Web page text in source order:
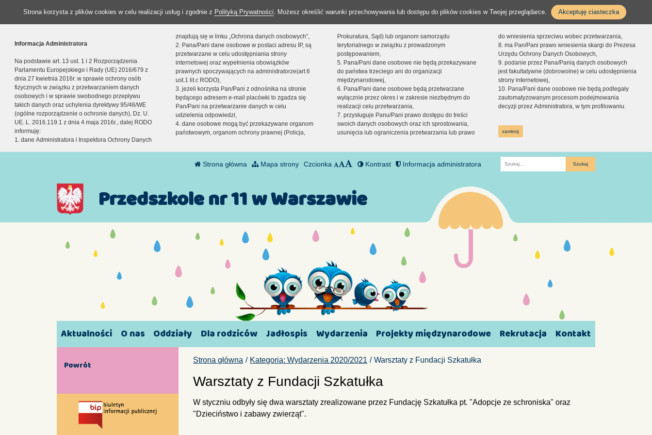
Strona korzysta z plików cookies w celu realizacji usług i zgodnie z Polityką Prywatności. Możesz określić warunki przechowywania lub dostępu do plików cookies w Twojej przeglądarce. Akceptuję ciasteczka
Informacja Administratora
Na podstawie art. 13 ust. 1 i 2 Rozporządzenia
Parlamentu Europejskiego i Rady (UE) 2016/679 z
dnia 27 kwietnia 2016r. w sprawie ochrony osób
fizycznych w związku z przetwarzaniem danych
osobowych i w sprawie swobodnego przepływu
takich danych oraz uchylenia dyrektywy 95/46/WE
(ogólne rozporządzenie o ochronie danych), Dz. U.
UE. L. 2016.119.1 z dnia 4 maja 2016r., dalej RODO
informuję:
1. dane Administratora i Inspektora Ochrony Danych
znajdują się w linku „Ochrona danych osobowych”,
2. Pana/Pani dane osobowe w postaci adresu IP, są
przetwarzane w celu udostępniania strony
internetowej oraz wypełnienia obowiązków
prawnych spoczywających na administratorze(art.6
ust.1 lit.c RODO),
3. jeżeli korzysta Pan/Pani z odnośnika na stronie
będącego adresem e-mail placówki to zgadza się
Pan/Pani na przetwarzanie danych w celu
udzielenia odpowiedzi,
4. dane osobowe mogą być przekazywane organom
państwowym, organom ochrony prawnej (Policja,
Prokuratura, Sąd) lub organom samorządu
terytorialnego w związku z prowadzonym
postępowaniem,
5. Pana/Pani dane osobowe nie będą przekazywane
do państwa trzeciego ani do organizacji
międzynarodowej,
6. Pana/Pani dane osobowe będą przetwarzane
wyłącznie przez okres i w zakresie niezbędnym do
realizacji celu przetwarzania,
7. przysługuje Panu/Pani prawo dostępu do treści
swoich danych osobowych oraz ich sprostowania,
usunięcia lub ograniczenia przetwarzania lub prawo
do wniesienia sprzeciwu wobec przetwarzania,
8. ma Pan/Pani prawo wniesienia skargi do Prezesa
Urzędu Ochrony Danych Osobowych,
9. podanie przez Pana/Panią danych osobowych
jest fakultatywne (dobrowolne) w celu udostępnienia
strony internetowej,
10. Pana/Pani dane osobowe nie będą podlegały
zautomatyzowanym procesom podejmowania
decyzji przez Administratora, w tym profilowaniu.
zamknij
Strona główna Mapa strony Czcionka Kontrast Informacja administratora
Fraza
Przedszkole nr 11 w Warszawie
Aktualności O nas Oddziały Dla rodziców Jadłospis Wydarzenia Projekty międzynarodowe Rekrutacja Kontakt
Strona główna Kategoria: Wydarzenia 2020/2021 Warsztaty z Fundacji Szkatułka
Warsztaty z Fundacji Szkatułka
W styczniu odbyły się dwa warsztaty zrealizowane przez Fundację Szkatułka pt. "Adopcje ze schroniska" oraz
"Dzieciństwo i zabawy zwierząt".
Powrót